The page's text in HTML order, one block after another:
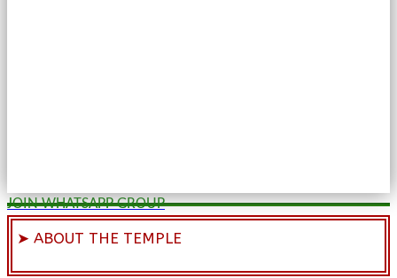
JOIN WHATSAPP GROUP
➤ ABOUT THE TEMPLE